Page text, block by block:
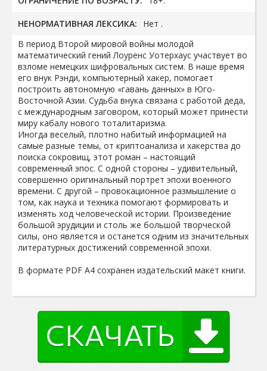
НЕНОРМАТИВНАЯ ЛЕКСИКА:
Нет .
В период Второй мировой войны молодой
математический гений Лоуренс Уотерхаус участвует во
взломе немецких шифровальных систем. В наше время
его внук Рэнди, компьютерный хакер, помогает
построить автономную «гавань данных» в Юго-
Восточной Азии. Судьба внука связана с работой деда,
с международным заговором, который может принести
миру кабалу нового тоталитаризма.
Иногда веселый, плотно набитый информацией на
самые разные темы, от криптоанализа и хакерства до
поиска сокровищ, этот роман – настоящий
современный эпос. С одной стороны – удивительный,
совершенно оригинальный портрет эпохи военного
времени. С другой – провокационное размышление о
том, как наука и техника помогают формировать и
изменять ход человеческой истории. Произведение
большой эрудиции и столь же большой творческой
силы, оно является и останется одним из значительных
литературных достижений современной эпохи.
В формате PDF A4 сохранен издательский макет книги.